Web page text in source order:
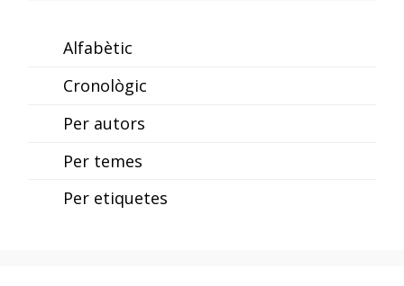
Alfabètic
Cronològic
Per autors
Per temes
Per etiquetes